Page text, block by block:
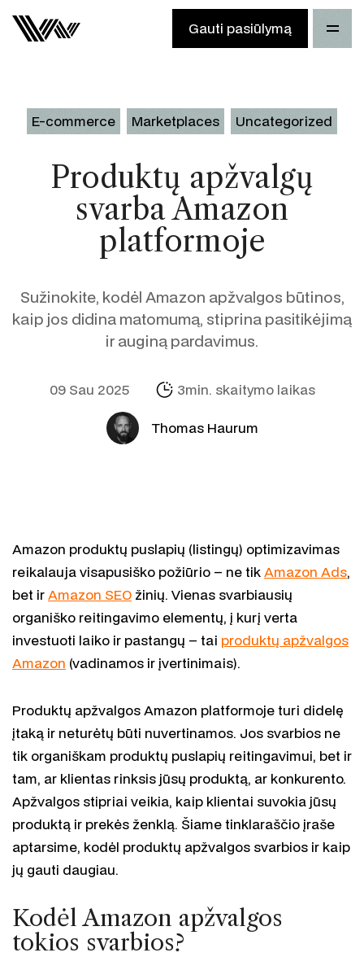
Gauti pasiūlymą
E-commerce Marketplaces Uncategorized
Produktų apžvalgų
svarba Amazon
platformoje
Sužinokite, kodėl Amazon apžvalgos būtinos,
kaip jos didina matomumą, stiprina pasitikėjimą
ir auginą pardavimus.
09 Sau 2025 3min. skaitymo laikas
Thomas Haurum
Amazon produktų puslapių (listingų) optimizavimas
reikalauja visapusiško požiūrio – ne tikAmazon Ads,
bet irAmazon SEO žinių. Vienas svarbiausių
organiško reitingavimo elementų, į kurį verta
investuoti laiko ir pastangų – tai produktų apžvalgos
Amazon (vadinamos ir įvertinimais).
Produktų apžvalgos Amazon platformoje turi didelę
įtaką ir neturėtų būti nuvertinamos. Jos svarbios ne
tik organiškam produktų puslapių reitingavimui, bet ir
tam, ar klientas rinksis jūsų produktą, ar konkurento.
Apžvalgos stipriai veikia, kaip klientai suvokia jūsų
produktą ir prekės ženklą. Šiame tinklaraščio įraše
aptarsime, kodėl produktų apžvalgos svarbios ir kaip
jų gauti daugiau.
Kodėl Amazon apžvalgos
tokios svarbios?